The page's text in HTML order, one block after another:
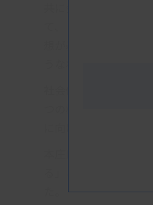
て、「医療のサービ
想が基本だと思う」
社会保険料に設けら
つの格差の原因にな
に向けては、こうし
本庄氏は、医療・介
る」との見方を表明